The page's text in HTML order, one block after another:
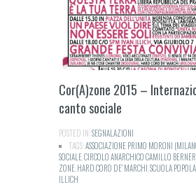
Cor(A)zone 2015 –
canto sociale
POSTED IN:SEGNALAZIONI
TAGS:ASSOCIAZIONE PRIMO MORONI
SOCIALECIRCOLO ANARCHICO CAMILLO
ZONE HARD CORO DE' MARCHI SCUOLA
ILLICH